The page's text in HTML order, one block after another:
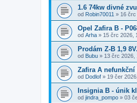
1.6 74kw divné
od Robin70011 » 16 črc
Opel Zafira B -
od Arha » 15 črc 2026,
Prodám Z-B 1,9
od Bubu » 13 črc 2026,
Zafira A nefunkční
od Dodlof » 19 čer
Insignia B - únik
od jindra_pompo » 03